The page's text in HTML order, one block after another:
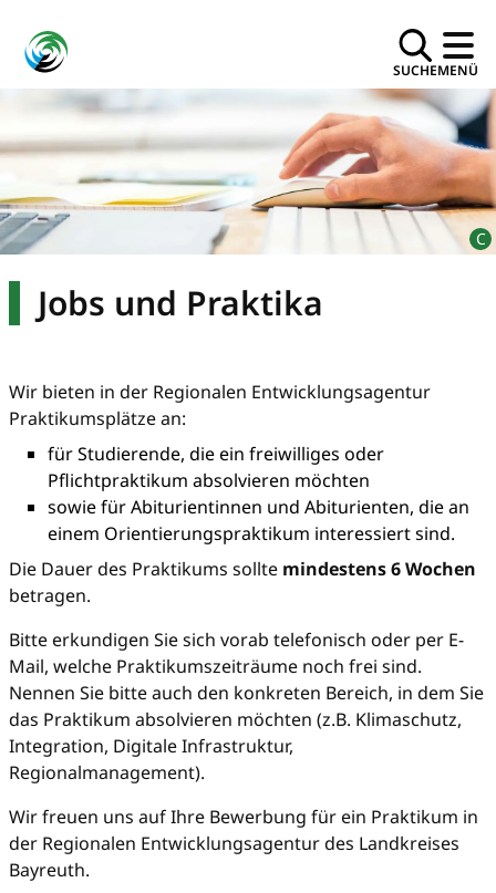
SUCHEMENÜ
Jobs und Praktika
Wir bieten in der Regionalen Entwicklungsagentur
Praktikumsplätze an:
für Studierende, die ein freiwilliges oder
Pflichtpraktikum absolvieren möchten
sowie für Abiturientinnen und Abiturienten, die an
einem Orientierungspraktikum interessiert sind.
Die Dauer des Praktikums sollte mindestens 6 Wochen
betragen.
Bitte erkundigen Sie sich vorab telefonisch oder per E-
Mail, welche Praktikumszeiträume noch frei sind.
Nennen Sie bitte auch den konkreten Bereich, in dem Sie
das Praktikum absolvieren möchten (z.B. Klimaschutz,
Integration, Digitale Infrastruktur,
Regionalmanagement).
Wir freuen uns auf Ihre Bewerbung für ein Praktikum in
der Regionalen Entwicklungsagentur des Landkreises
Bayreuth.